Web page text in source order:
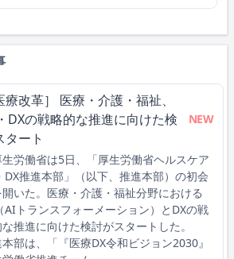
療改革］ 医療・介護・福祉、
DXの戦略的な推進に向けた検
タート
NEW
労働省は5日、「厚生労働省ヘルスケア
DX推進本部」（以下、推進本部）の初会
いた。医療・介護・福祉分野における
AIトランスフォーメーション）とDXの戦
な推進に向けた検討がスタートした。
部は、「『医療DX令和ビジョン2030』